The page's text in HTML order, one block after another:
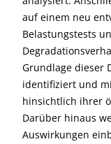
auf einem neu
Belastungstests
Grundlage dieser
identifiziert und
hinsichtlich ihrer
Darüber hinaus
Auswirkungen